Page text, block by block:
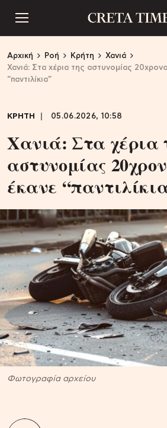
Αρχική Ροή Κρήτη
Χανιά
Χανιά: Στα χέρια της αστυνομίας
“παντιλίκια”
ΚΡΗΤΗ 05.06.2026, 10:58
Χανιά: Στα χέρια
αστυνομίας
έκανε
Φωτογραφία αρχείου